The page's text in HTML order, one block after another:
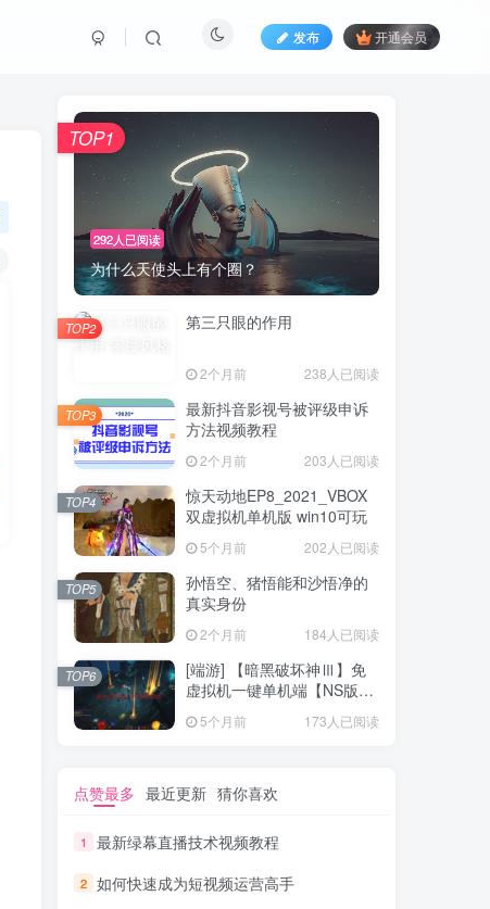
发布 开通会员
292人已阅读
为什么天使头上有个圈？
TOP1
第三只眼的作用
2个月前 238人已阅读
TOP2
最新抖音影视号被评级申诉
方法视频教程
2个月前 203人已阅读
TOP3
惊天动地EP8_2021_VBOX
双虚拟机单机版 win10可玩
5个月前 202人已阅读
TOP4
孙悟空、猪悟能和沙悟净的
真实身份
2个月前 184人已阅读
TOP5
[端游] 【暗黑破坏神Ⅲ】免
虚拟机一键单机端【NS版
5个月前 173人已阅读
TOP6
点赞最多 最近更新 猜你喜欢
1 最新绿幕直播技术视频教程
2 如何快速成为短视频运营高手